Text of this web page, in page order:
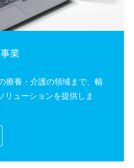
業
療養・介護の領域まで、幅
リューションを提供しま